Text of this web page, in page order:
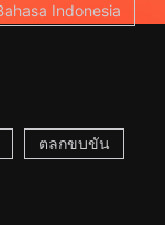
Indonesia
ตลกขบขัน